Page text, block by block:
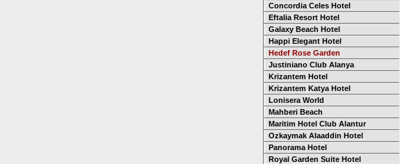
Concordia Celes Hotel
Eftalia Resort Hotel
Galaxy Beach Hotel
Happi Elegant Hotel
Hedef Rose Garden
Justiniano Club Alanya
Krizantem Hotel
Krizantem Katya Hotel
Lonisera World
Mahberi Beach
Maritim Hotel Club Alantur
Ozkaymak Alaaddin Hotel
Panorama Hotel
Royal Garden Suite Hotel